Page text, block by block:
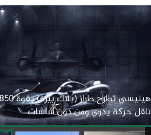
ناقل حركة يدوي ومن دون شاشات